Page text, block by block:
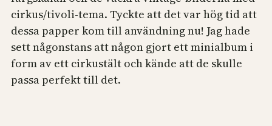
cirkus/tivoli-tema. Tyckte att det var hög tid att
dessa papper kom till användning nu! Jag hade
sett någonstans att någon gjort ett minialbum i
form av ett cirkustält och kände att de skulle
passa perfekt till det.